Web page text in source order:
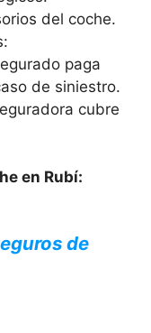
del coche.
paga
de siniestro.
cubre
en Rubí:
de